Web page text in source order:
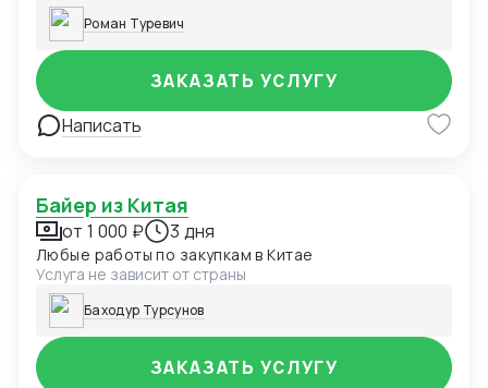
Роман Туревич
Написать
ЗАКАЗАТЬ УСЛУГУ
Байер из Китая
от 1 000 ₽ 3 дня
Любые работы по закупкам в Китае
Услуга не зависит от страны
Баходур Турсунов
ЗАКАЗАТЬ УСЛУГУ